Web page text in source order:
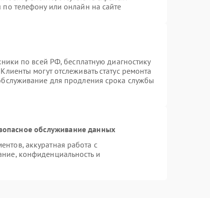
телефону или онлайн на сайте
по всей РФ, бесплатную диагностику
могут отслеживать статус ремонта
для продления срока службы
обслуживание данных
аккуратная работа с
конфиденциальность и